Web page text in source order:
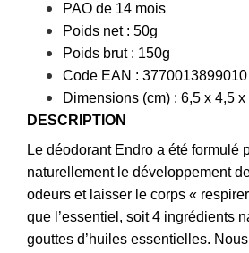
PAO de 14 mois
Poids net : 50g
Poids brut : 150g
Code EAN : 3770013899010
Dimensions (cm) : 6,5 x 4,5 x
DESCRIPTION
Le déodorant Endro a été formulé
naturellement le développement
odeurs et laisser le corps «
que l’essentiel, soit 4 ingrédients
gouttes d’huiles essentielles.